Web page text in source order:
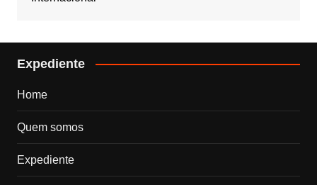
Expediente
Home
Quem somos
Expediente